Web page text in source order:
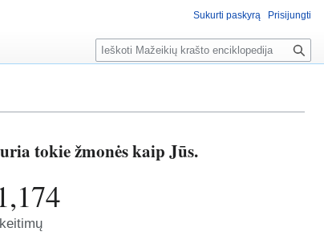
tokie žmonės kaip Jūs.
keitimų
Sukurti paskyrą Prisijungti
P
a
š
a